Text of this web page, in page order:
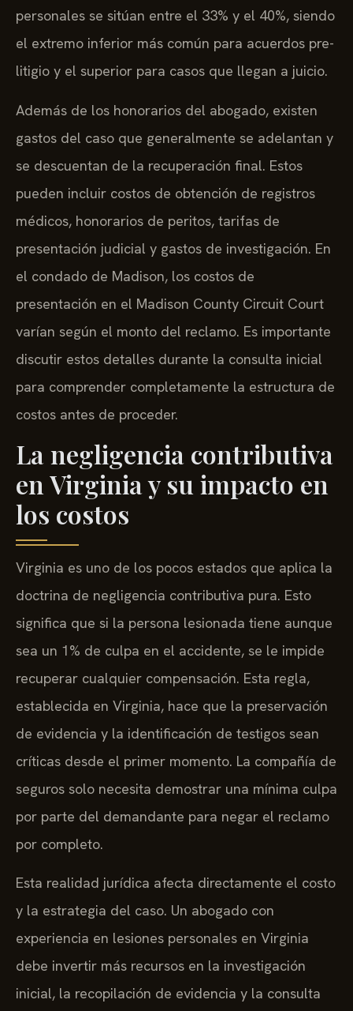
personales se sitúan entre el 33% y el 40%, siendo
el extremo inferior más común para acuerdos pre-
litigio y el superior para casos que llegan a juicio.
Además de los honorarios del abogado, existen
gastos del caso que generalmente se adelantan y
se descuentan de la recuperación final. Estos
pueden incluir costos de obtención de registros
médicos, honorarios de peritos, tarifas de
presentación judicial y gastos de investigación. En
el condado de Madison, los costos de
presentación en el Madison County Circuit Court
varían según el monto del reclamo. Es importante
discutir estos detalles durante la consulta inicial
para comprender completamente la estructura de
costos antes de proceder.
La negligencia contributiva
en Virginia y su impacto en
los costos
Virginia es uno de los pocos estados que aplica la
doctrina de negligencia contributiva pura. Esto
significa que si la persona lesionada tiene aunque
sea un 1% de culpa en el accidente, se le impide
recuperar cualquier compensación. Esta regla,
establecida en Virginia, hace que la preservación
de evidencia y la identificación de testigos sean
críticas desde el primer momento. La compañía de
seguros solo necesita demostrar una mínima culpa
por parte del demandante para negar el reclamo
por completo.
Esta realidad jurídica afecta directamente el costo
y la estrategia del caso. Un abogado con
experiencia en lesiones personales en Virginia
debe invertir más recursos en la investigación
inicial, la recopilación de evidencia y la consulta